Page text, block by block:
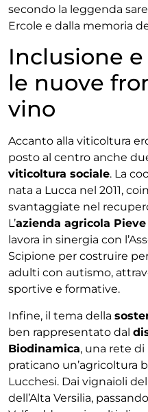
secondo la leggenda
Ercole e dalla memoria
Inclusione
le nuove
vino
Accanto alla viticoltura
posto al centro anche
viticoltura sociale. La
nata a Lucca nel 2011,
svantaggiate nel
L’azienda agricola
lavora in sinergia con
Scipione per costruire
adulti con autismo,
sportive e formative.
Infine, il tema della
ben rappresentato dal
Biodinamica, una rete
praticano un’agricoltura
Lucchesi. Dai vignaioli
dell’Alta Versilia,